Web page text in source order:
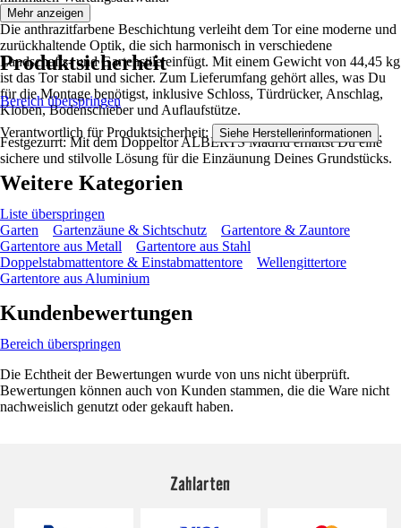
Die anthrazitfarbene Beschichtung verleiht dem Tor eine moderne und
zurückhaltende Optik, die sich harmonisch in verschiedene
Landschafts- und Gartenstile einfügt. Mit einem Gewicht von 44,45 kg
ist das Tor stabil und sicher. Zum Lieferumfang gehört alles, was Du
für die Montage benötigst, inklusive Schloss, Türdrücker, Anschlag,
Kloben, Bodenschieber und Auflaufstütze.
Festgezurrt: Mit dem Doppeltor ALBERTS Madrid erhältst Du eine
sichere und stilvolle Lösung für die Einzäunung Deines Grundstücks.
Mehr anzeigen
Produktsicherheit
Bereich überspringen
Verantwortlich für Produktsicherheit: Siehe Herstellerinformationen .
Weitere Kategorien
Liste überspringen
Garten
Gartenzäune & Sichtschutz
Gartentore & Zauntore
Gartentore aus Metall
Gartentore aus Stahl
Doppelstabmattentore & Einstabmattentore
Wellengittertore
Gartentore aus Aluminium
Kundenbewertungen
Bereich überspringen
Die Echtheit der Bewertungen wurde von uns nicht überprüft.
Bewertungen können auch von Kunden stammen, die die Ware nicht
nachweislich genutzt oder gekauft haben.
Zahlarten